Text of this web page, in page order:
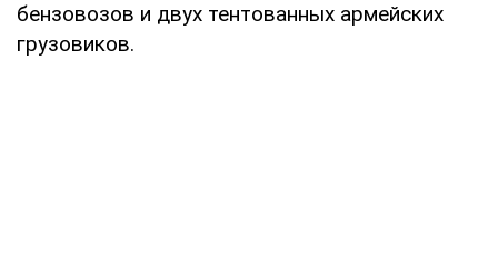
бензовозов и двух тентованных армейских
грузовиков.